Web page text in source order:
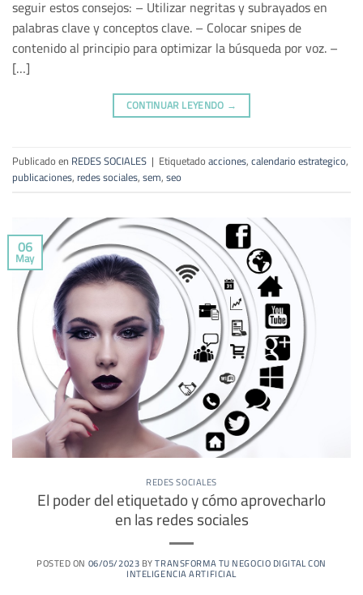
seguir estos consejos: – Utilizar negritas y subrayados en
palabras clave y conceptos clave. – Colocar snipes de
contenido al principio para optimizar la búsqueda por voz. –
[…]
CONTINUAR LEYENDO →
Publicado en REDES SOCIALES | Etiquetadoacciones,calendario estrategico,
publicaciones, redes sociales,sem,seo
06
May
REDES SOCIALES
El poder del etiquetado y cómo aprovecharlo
en las redes sociales
POSTED ON 06/05/2023BYTRANSFORMA TU NEGOCIO DIGITAL CON
INTELIGENCIA ARTIFICIAL